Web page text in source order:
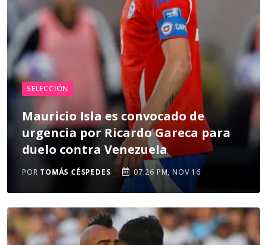
SELECCIÓN
Mauricio Isla es convocado de
urgencia por Ricardo Gareca para
duelo contra Venezuela
POR TOMÁS CÉSPEDES 07:26 PM, NOV 16